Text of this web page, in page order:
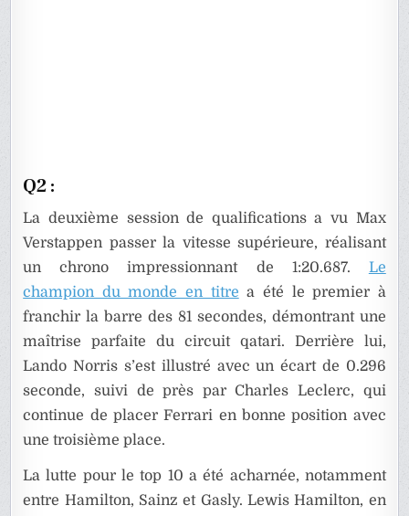
Q2 :
La deuxième session de qualifications a vu Max
Verstappen passer la vitesse supérieure, réalisant
un chrono impressionnant de 1:20.687. Le
champion du monde en titre a été le premier à
franchir la barre des 81 secondes, démontrant une
maîtrise parfaite du circuit qatari. Derrière lui,
Lando Norris s’est illustré avec un écart de 0.296
seconde, suivi de près par Charles Leclerc, qui
continue de placer Ferrari en bonne position avec
une troisième place.
La lutte pour le top 10 a été acharnée, notamment
entre Hamilton, Sainz et Gasly. Lewis Hamilton, en